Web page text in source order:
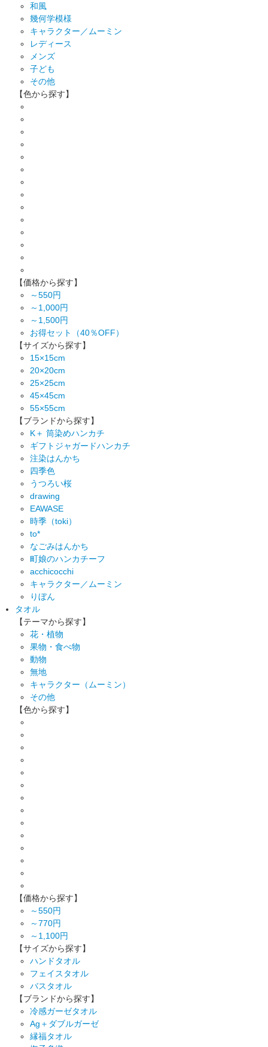
和風
幾何学模様
キャラクター／ムーミン
レディース
メンズ
子ども
その他
【色から探す】
【価格から探す】
～550円
～1,000円
～1,500円
お得セット（40％OFF）
【サイズから探す】
15×15cm
20×20cm
25×25cm
45×45cm
55×55cm
【ブランドから探す】
K＋ 筒染めハンカチ
ギフトジャガードハンカチ
注染はんかち
四季色
うつろい桜
drawing
EAWASE
時季（toki）
to*
なごみはんかち
町娘のハンカチーフ
acchicocchi
キャラクター／ムーミン
りぼん
タオル
【テーマから探す】
花・植物
果物・食べ物
動物
無地
キャラクター（ムーミン）
その他
【色から探す】
【価格から探す】
～550円
～770円
～1,100円
【サイズから探す】
ハンドタオル
フェイスタオル
バスタオル
【ブランドから探す】
冷感ガーゼタオル
Ag＋ダブルガーゼ
縁福タオル